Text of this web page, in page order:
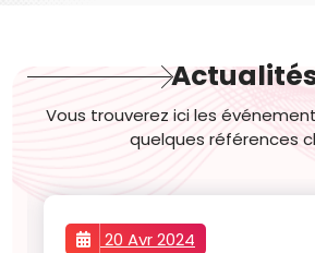
Vous trouverez ici les
quelques références
20 Avr 2024